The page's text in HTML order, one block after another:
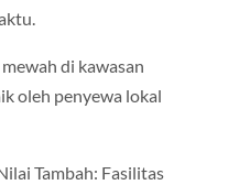
di kawasan
oleh penyewa lokal
Tambah: Fasilitas